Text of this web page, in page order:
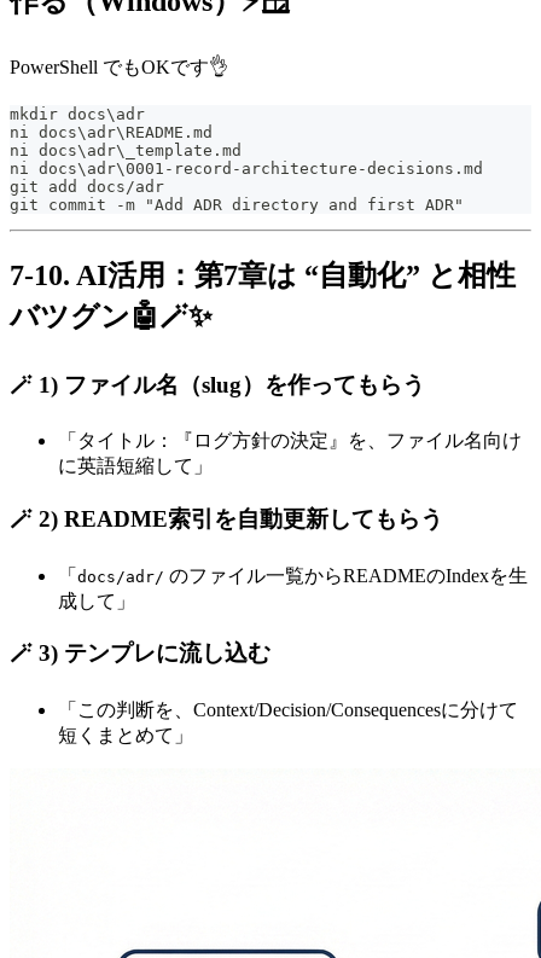
PowerShell でもOKです👌
mkdir docs\adr
ni docs\adr\README.md
ni docs\adr\_template.md
ni docs\adr\0001-record-architecture-decisions.md
git add docs/adr
git commit -m "Add ADR directory and first ADR"
7-10. AI活用：第7章は “自動化” と相性
バツグン🤖🪄✨
🪄 1) ファイル名（slug）を作ってもらう
「タイトル：『ログ方針の決定』を、ファイル名向け
に英語短縮して」
🪄 2) README索引を自動更新してもらう
「 docs/adr/ のファイル一覧からREADMEのIndexを生
成して」
🪄 3) テンプレに流し込む
「この判断を、Context/Decision/Consequencesに分けて
短くまとめて」